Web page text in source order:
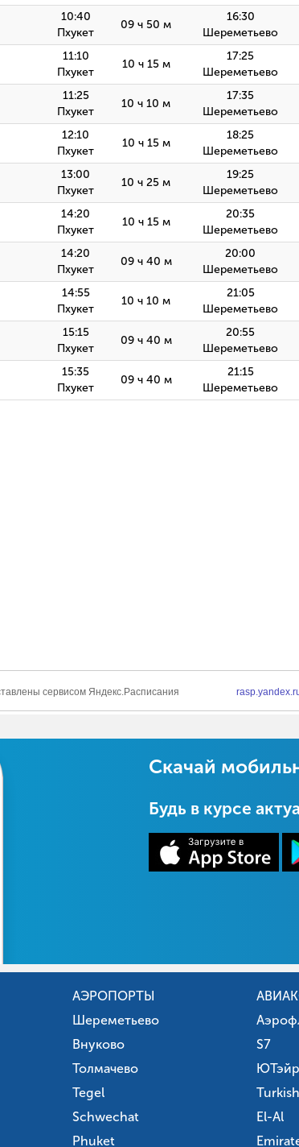
10:40
Пхукет
09 ч 50 м
16:30
Шереметьево
11:10
Пхукет
10 ч 15 м
17:25
Шереметьево
11:25
Пхукет
10 ч 10 м
17:35
Шереметьево
12:10
Пхукет
10 ч 15 м
18:25
Шереметьево
13:00
Пхукет
10 ч 25 м
19:25
Шереметьево
14:20
Пхукет
10 ч 15 м
20:35
Шереметьево
14:20
Пхукет
09 ч 40 м
20:00
Шереметьево
14:55
Пхукет
10 ч 10 м
21:05
Шереметьево
15:15
Пхукет
09 ч 40 м
20:55
Шереметьево
15:35
Пхукет
09 ч 40 м
21:15
Шереметьево
Скачай
Будь в курсе
АЭРОПОРТЫ
Шереметьево
Внуково
Толмачево
Tegel
Schwechat
Phuket
S7
ЮТэйр
El-Al